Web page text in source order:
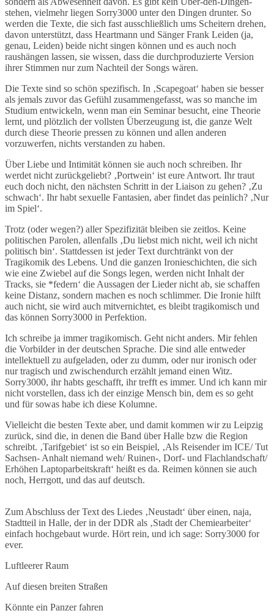
stehen, vielmehr liegen Sorry3000 unter den Dingen drunter. So
werden die Texte, die sich fast ausschließlich ums Scheitern drehen,
davon unterstützt, dass Heartmann und Sänger Frank Leiden (ja,
genau, Leiden) beide nicht singen können und es auch noch
raushängen lassen, sie wissen, dass die durchproduzierte Version
ihrer Stimmen nur zum Nachteil der Songs wären.
Die Texte sind so schön spezifisch. In ‚Scapegoat‘ haben sie besser
als jemals zuvor das Gefühl zusammengefasst, was so manche im
Studium entwickeln, wenn man ein Seminar besucht, eine Theorie
lernt, und plötzlich der vollsten Überzeugung ist, die ganze Welt
durch diese Theorie pressen zu können und allen anderen
vorzuwerfen, nichts verstanden zu haben.
Über Liebe und Intimität können sie auch noch schreiben. Ihr
werdet nicht zurückgeliebt? ‚Portwein‘ ist eure Antwort. Ihr traut
euch doch nicht, den nächsten Schritt in der Liaison zu gehen? ‚Zu
schwach‘. Ihr habt sexuelle Fantasien, aber findet das peinlich? ‚Nur
im Spiel‘.
Trotz (oder wegen?) aller Spezifizität bleiben sie zeitlos. Keine
politischen Parolen, allenfalls ‚Du liebst mich nicht, weil ich nicht
politisch bin‘. Stattdessen ist jeder Text durchtränkt von der
Tragikomik des Lebens. Und die ganzen Ironieschichten, die sich
wie eine Zwiebel auf die Songs legen, werden nicht Inhalt der
Tracks, sie *federn‘ die Aussagen der Lieder nicht ab, sie schaffen
keine Distanz, sondern machen es noch schlimmer. Die Ironie hilft
auch nicht, sie wird auch mitvernichtet, es bleibt tragikomisch und
das können Sorry3000 in Perfektion.
Ich schreibe ja immer tragikomisch. Geht nicht anders. Mir fehlen
die Vorbilder in der deutschen Sprache. Die sind alle entweder
intellektuell zu aufgeladen, oder zu dumm, oder nur ironisch oder
nur tragisch und zwischendurch erzählt jemand einen Witz.
Sorry3000, ihr habts geschafft, ihr trefft es immer. Und ich kann mir
nicht vorstellen, dass ich der einzige Mensch bin, dem es so geht
und für sowas habe ich diese Kolumne.
Vielleicht die besten Texte aber, und damit kommen wir zu Leipzig
zurück, sind die, in denen die Band über Halle bzw die Region
schreibt. ‚Tarifgebiet‘ ist so ein Beispiel, ‚Als Reisender im ICE/ Tut
Sachsen- Anhalt niemand weh/ Ruinen-, Dorf- und Flachlandschaft/
Erhöhen Laptoparbeitskraft‘ heißt es da. Reimen können sie auch
noch, Herrgott, und das auf deutsch.
Zum Abschluss der Text des Liedes ‚Neustadt‘ über einen, naja,
Stadtteil in Halle, der in der DDR als ‚Stadt der Chemiearbeiter‘
einfach hochgebaut wurde. Hört rein, und ich sage: Sorry3000 for
ever.
Luftleerer Raum
Auf diesen breiten Straßen
Könnte ein Panzer fahren